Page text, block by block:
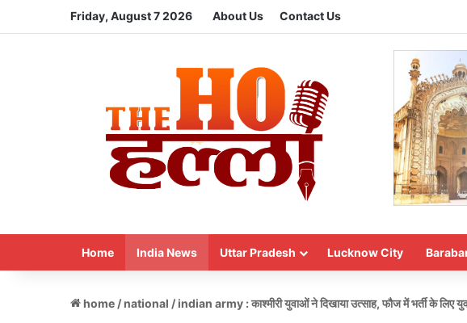
Friday, August 7 2026 About Us Contact Us
Home India News Uttar Pradesh Lucknow City
home /national /indian army : काश्मीरी युवाओं ने दिखाया उत्साह, फौज में भर्ती के लिए